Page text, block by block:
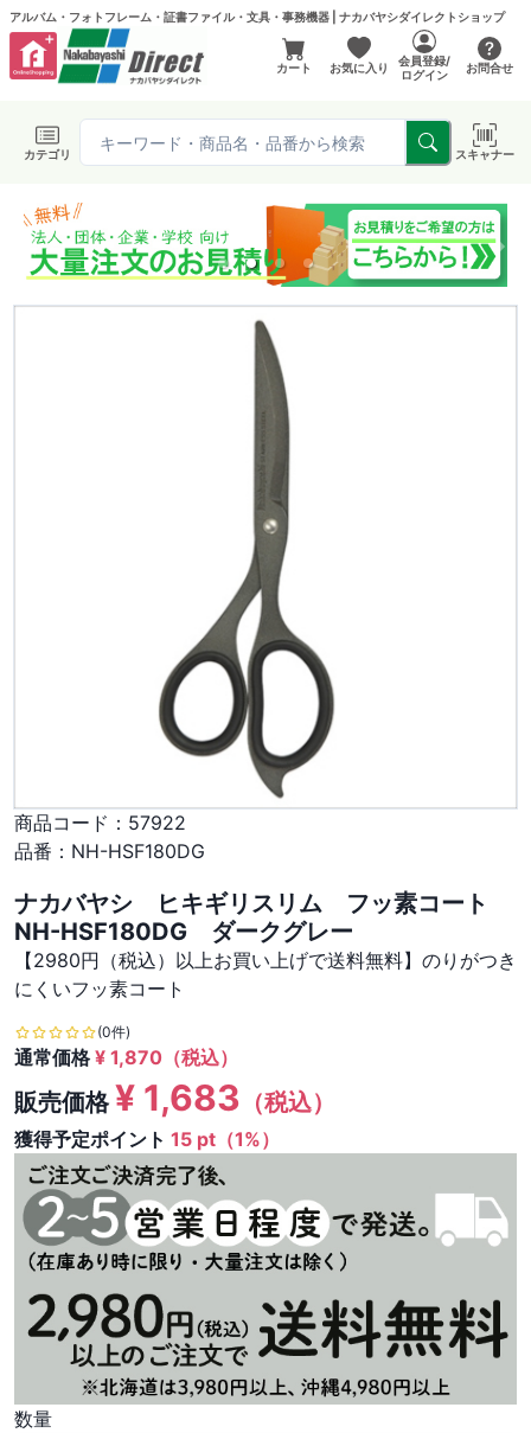
アルバム・フォトフレーム・証書ファイル・文具・事務機器 | ナカバヤシダイレクトショップ
カート お気に入り
会員登録/
ログイン
お問合せ
カテゴリ スキャナー
商品コード： 57922
品番： NH-HSF180DG
ナカバヤシ ヒキギリスリム フッ素コート
NH-HSF180DG ダークグレー
【2980円（税込）以上お買い上げで送料無料】のりがつき
にくいフッ素コート
(0件)
通常価格¥ 1,870 （税込）
販売価格¥ 1,683 （税込）
獲得予定ポイント 15 pt（1%）
数量